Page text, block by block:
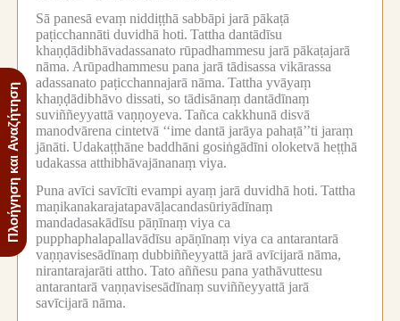
Πλοήγηση και Αναζήτηση
Sā panesā evaṃ niddiṭṭhā sabbāpi jarā pākaṭā
paṭicchannāti duvidhā hoti. Tattha dantādīsu
khaṇḍādibhāvadassanato rūpadhammesu jarā pākaṭajarā
nāma. Arūpadhammesu pana jarā tādisassa vikārassa
adassanato paṭicchannajarā nāma. Tattha yvāyaṃ
khaṇḍādibhāvo dissati, so tādisānaṃ dantādīnaṃ
suviññeyyattā vaṇṇoyeva. Tañca cakkhunā disvā
manodvārena cintetvā ‘‘ime dantā jarāya pahaṭā’’ti jaraṃ
jānāti. Udakaṭṭhāne baddhāni gosiṅgādīni oloketvā heṭṭhā
udakassa atthibhāvajānanaṃ viya.
Puna avīci savīcīti evampi ayaṃ jarā duvidhā hoti. Tattha
maṇikanakarajatapavāḷacandasūriyādīnaṃ
mandadasakādīsu pāṇīnaṃ viya ca
pupphaphalapallavādīsu apāṇīnaṃ viya ca antarantarā
vaṇṇavisesādīnaṃ dubbiññeyyattā jarā avīcijarā nāma,
nirantarajarāti attho. Tato aññesu pana yathāvuttesu
antarantarā vaṇṇavisesādīnaṃ suviññeyyattā jarā
savīcijarā nāma.